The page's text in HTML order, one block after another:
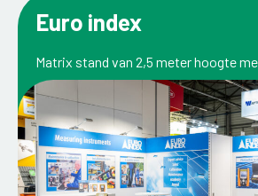
Euro index
Matrix stand van 2,5 meter hoogte